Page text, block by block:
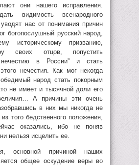
они нашего исправления.
видимость всенародного
нас от понимания причин
богопослушный русский народ,
историческому призванию,
своих отцов, попустить
нечестию в России” и стать
нечестия. Как мог некогда
народ стать покорным
не имеет и тысячной доли его
А причины эти очень
в них мы никогда не
того бедственного положения,
оказались, ибо не поняв
нельзя исцелить ее.
основной причиной наших
общее оскудение веры во